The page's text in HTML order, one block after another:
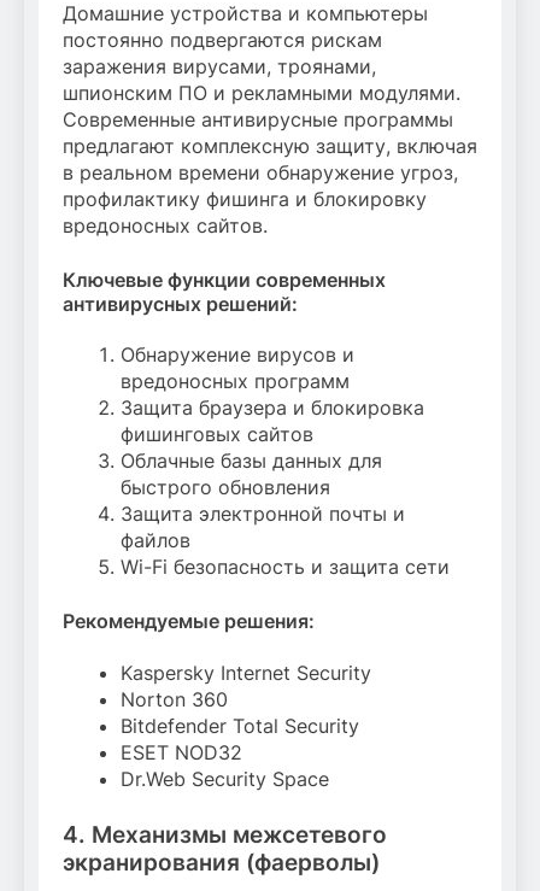
Домашние устройства и компьютеры
постоянно подвергаются рискам
заражения вирусами, троянами,
шпионским ПО и рекламными модулями.
Современные антивирусные программы
предлагают комплексную защиту, включая
в реальном времени обнаружение угроз,
профилактику фишинга и блокировку
вредоносных сайтов.
Ключевые функции современных
антивирусных решений:
Обнаружение вирусов и
вредоносных программ
Защита браузера и блокировка
фишинговых сайтов
Облачные базы данных для
быстрого обновления
Защита электронной почты и
файлов
Wi-Fi безопасность и защита сети
Рекомендуемые решения:
Kaspersky Internet Security
Norton 360
Bitdefender Total Security
ESET NOD32
Dr.Web Security Space
4. Механизмы межсетевого
экранирования (фаерволы)